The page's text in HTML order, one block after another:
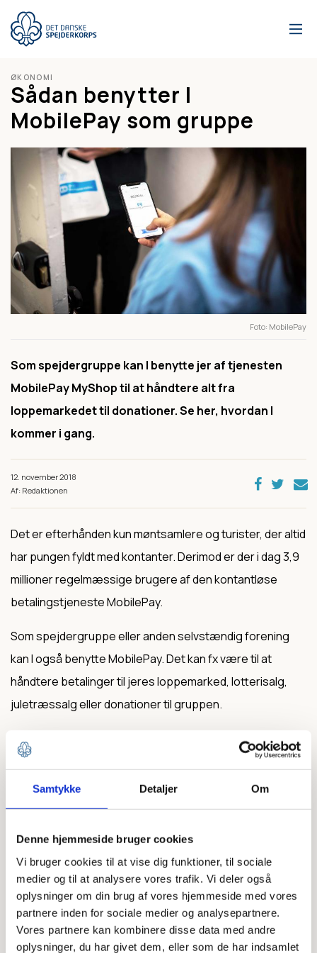
Samtykke Detaljer Om
Denne hjemmeside bruger cookies
Vi bruger cookies til at vise dig funktioner, til sociale
medier og til at analysere vores trafik. Vi deler også
oplysninger om din brug af vores hjemmeside med vores
partnere inden for sociale medier og analysepartnere.
Vores partnere kan kombinere disse data med andre
oplysninger, du har givet dem, eller som de har indsamlet
hovedindhold
ØKONOMI
Sådan benytter I
MobilePay som gruppe
Foto MobilePay
Som spejdergruppe kan I benytte jer af tjenesten
MobilePay MyShop til at håndtere alt fra
loppemarkedet til donationer. Se her, hvordan I
kommer i gang.
12. november 2018
Af: Redaktionen
Det er efterhånden kun møntsamlere og turister, der altid
har pungen fyldt med kontanter. Derimod er der i dag 3,9
millioner regelmæssige brugere af den kontantløse
betalingstjeneste MobilePay.
Som spejdergruppe eller anden selvstændig forening
kan I også benytte MobilePay. Det kan fx være til at
håndtere betalinger til jeres loppemarked, lotterisalg,
juletræssalg eller donationer til gruppen.
Som gruppe kan I benytte tjenesten MobilePay MyShop.
Det koster 999 kr. at oprette MyShop, 49 kr. i
abonnement om måneden og fra 0,30-0,75 øre i
transaktionsgebyr afhængig af mængden af
men denne ordning er ophørt pr. 15. oktober 2019.
Grupper, der allerede har fået fritagelse, vil have det til
udgangen af 2020.